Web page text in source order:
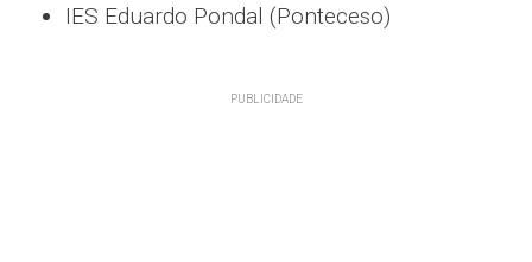
IES Eduardo Pondal (Ponteceso)